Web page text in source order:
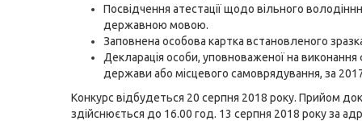
Посвідчення атестації щодо вільного
державною мовою.
Заповнена особова картка встановленого
Декларація особи, уповноваженої на виконання
держави або місцевого самоврядування, за 2017
Конкурс відбудеться 20 серпня 2018 року. Прийом
здійснюється до 16.00 год. 13 серпня 2018 року за